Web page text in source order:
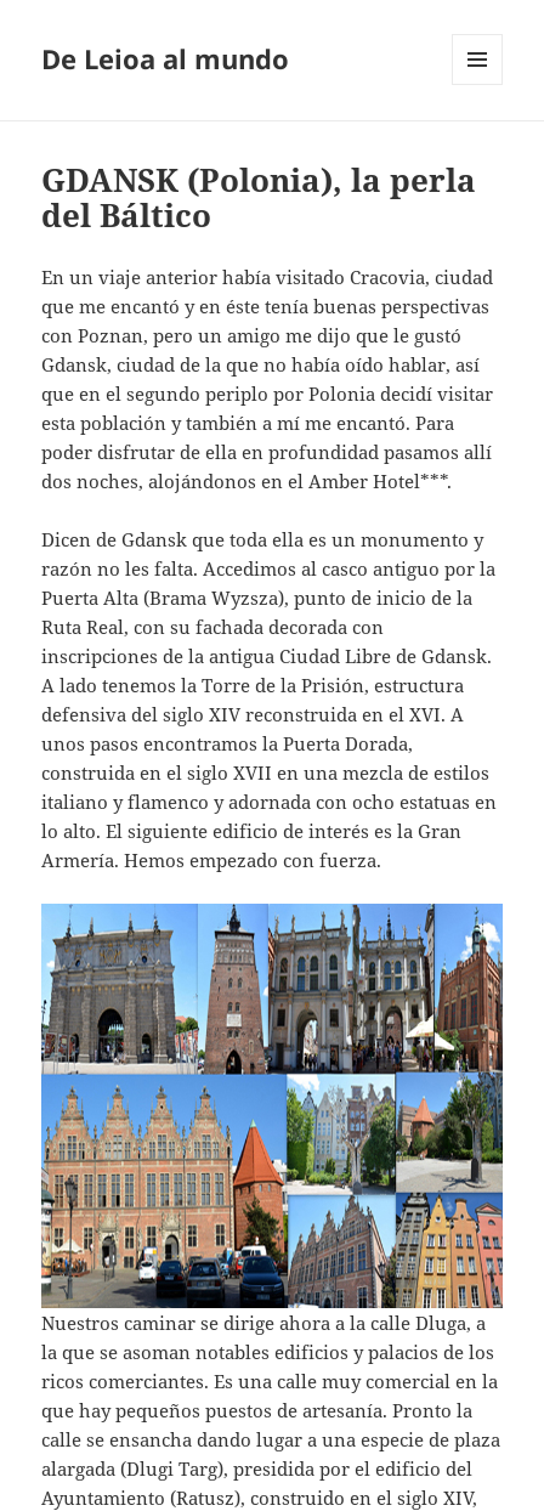
De Leioa al mundo
GDANSK (Polonia), la perla
del Báltico
En un viaje anterior había visitado Cracovia, ciudad
que me encantó y en éste tenía buenas perspectivas
con Poznan, pero un amigo me dijo que le gustó
Gdansk, ciudad de la que no había oído hablar, así
que en el segundo periplo por Polonia decidí visitar
esta población y también a mí me encantó. Para
poder disfrutar de ella en profundidad pasamos allí
dos noches, alojándonos en el Amber Hotel***.
Dicen de Gdansk que toda ella es un monumento y
razón no les falta. Accedimos al casco antiguo por la
Puerta Alta (Brama Wyzsza), punto de inicio de la
Ruta Real, con su fachada decorada con
inscripciones de la antigua Ciudad Libre de Gdansk.
A lado tenemos la Torre de la Prisión, estructura
defensiva del siglo XIV reconstruida en el XVI. A
unos pasos encontramos la Puerta Dorada,
construida en el siglo XVII en una mezcla de estilos
italiano y flamenco y adornada con ocho estatuas en
lo alto. El siguiente edificio de interés es la Gran
Armería. Hemos empezado con fuerza.
Nuestros caminar se dirige ahora a la calle Dluga, a
la que se asoman notables edificios y palacios de los
ricos comerciantes. Es una calle muy comercial en la
que hay pequeños puestos de artesanía. Pronto la
calle se ensancha dando lugar a una especie de plaza
alargada (Dlugi Targ), presidida por el edificio del
Ayuntamiento (Ratusz), construido en el siglo XIV,